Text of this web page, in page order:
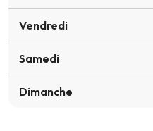
Vendredi
Samedi
Dimanche